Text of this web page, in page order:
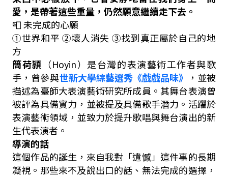
愛，是帶著這些重量，仍然願意繼續走下去。
📮未完成的心願
①世界和平 ②壞人消失 ③找到真正屬於自己的地
方
簡荷頴 （Hoyin）是台灣的表演藝術工作者與歌
手，曾參與世新大學綜藝選秀《戲戲品味》
，並被
描述為臺師大表演藝術研究所成員。其舞台表演曾
被評為具備實力，並被提及具備歌手潛力。活躍於
表演藝術領域，並致力於提升歌唱與舞台演出的新
生代表演者。
導演的話
這個作品的誕生，來自我對「遺憾」這件事的長期
凝視。那些來不及說出口的話、無法完成的選擇，